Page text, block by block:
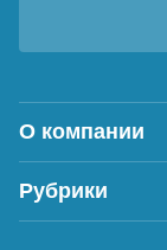
О компании
Рубрики